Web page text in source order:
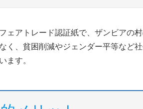
ェアトレード認証紙で、ザンビアの
く、貧困削減やジェンダー平等など
ます。